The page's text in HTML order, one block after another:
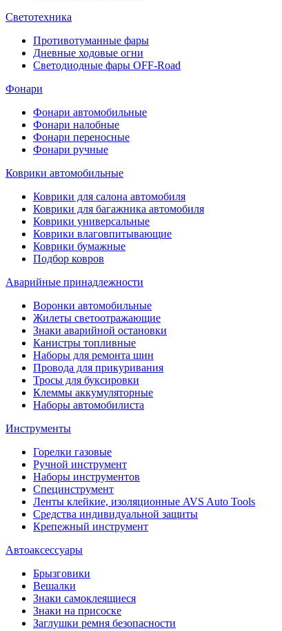
Светотехника
Противотуманные фары
Дневные ходовые огни
Светодиодные фары OFF-Road
Фонари
Фонари автомобильные
Фонари налобные
Фонари переносные
Фонари ручные
Коврики автомобильные
Коврики для салона автомобиля
Коврики для багажника автомобиля
Коврики универсальные
Коврики влаговпитывающие
Коврики бумажные
Подбор ковров
Аварийные принадлежности
Воронки автомобильные
Жилеты светоотражающие
Знаки аварийной остановки
Канистры топливные
Наборы для ремонта шин
Провода для прикуривания
Тросы для буксировки
Клеммы аккумуляторные
Наборы автомобилиста
Инструменты
Горелки газовые
Ручной инструмент
Наборы инструментов
Специнструмент
Ленты клейкие, изоляционные AVS Auto Tools
Средства индивидуальной защиты
Крепежный инструмент
Автоаксессуары
Брызговики
Вешалки
Знаки самоклеящиеся
Знаки на присоске
Заглушки ремня безопасности